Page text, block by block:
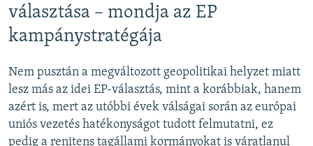
választása – mondja az EP
kampánystratégája
Nem pusztán a megváltozott geopolitikai helyzet miatt
lesz más az idei EP-választás, mint a korábbiak, hanem
azért is, mert az utóbbi évek válságai során az európai
uniós vezetés hatékonyságot tudott felmutatni, ez
pedig a renitens tagállami kormányokat is váratlanul